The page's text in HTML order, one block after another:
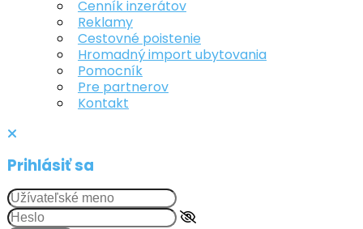
Cenník inzerátov
Reklamy
Cestovné poistenie
Hromadný import ubytovania
Pomocník
Pre partnerov
Kontakt
Prihlásiť sa